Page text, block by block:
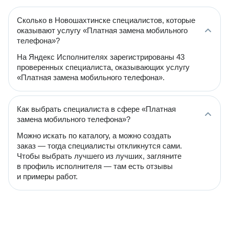
Сколько в Новошахтинске специалистов, которые
оказывают услугу «Платная замена мобильного
телефона»?
На Яндекс Исполнителях зарегистрированы 43
проверенных специалиста, оказывающих услугу
«Платная замена мобильного телефона».
Как выбрать специалиста в сфере «Платная
замена мобильного телефона»?
Можно искать по каталогу, а можно создать
заказ — тогда специалисты откликнутся сами.
Чтобы выбрать лучшего из лучших, загляните
в профиль исполнителя — там есть отзывы
и примеры работ.